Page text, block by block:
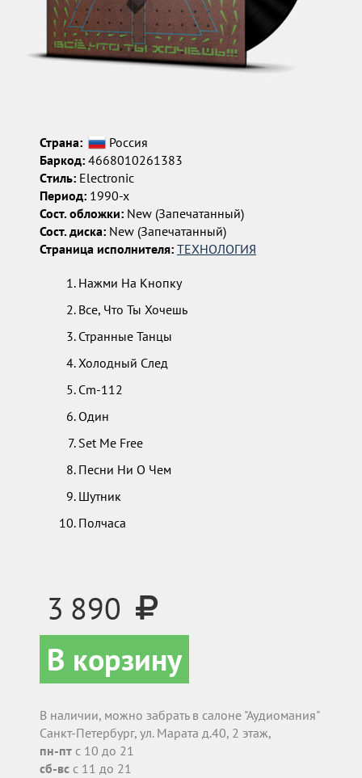
Страна:
Россия
Баркод:4668010261383
Cтиль:Electronic
Период:1990-х
Сост. обложки:New (Запечатанный)
Сост. диска:New (Запечатанный)
Страница исполнителя: ТЕХНОЛОГИЯ
Нажми На Кнопку
Все, Что Ты Хочешь
Странные Танцы
Холодный След
Cm-112
Один
Set Me Free
Песни Ни О Чем
Шутник
Полчаса
3 890
В корзину
В наличии, можно забрать в салоне "Аудиомания"
Санкт-Петербург, ул. Марата д.40, 2 этаж,
пн-птс 10 до 21
сб-всс 11 до 21